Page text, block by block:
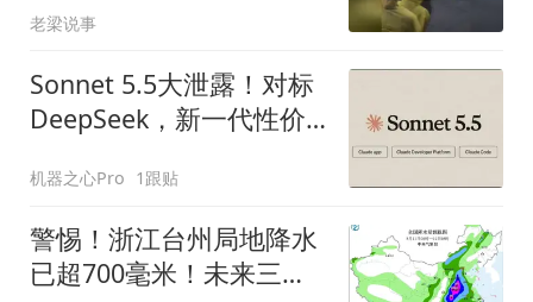
老梁说事
Sonnet 5.5大泄露！对标
DeepSeek，新一代性价
机器之心Pro 1跟贴
警惕！浙江台州局地降水
已超700毫米！未来三天